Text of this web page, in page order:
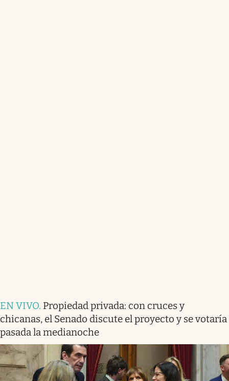
EN VIVO. Propiedad privada: con cruces y
chicanas, el Senado discute el proyecto y se votaría
pasada la medianoche